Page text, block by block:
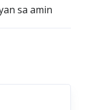
sa amin